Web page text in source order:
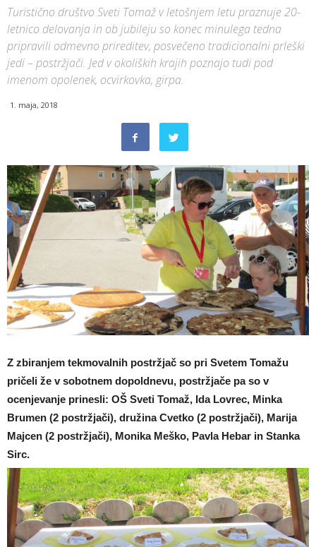
Turistično društvo Sveti Tomaž v letošnjem letu praznuje 20-
letnico delovanja in ob jubileju so konec minulega tedna
pripravili odmevno prireditev, posvečeno tradicionalni prleški
jedi – postržjači. Jed v okoliških krajih poznajo tudi pod
imenom opolenek, ocvirkovka, girpa.
1. maja, 2018
Z zbiranjem tekmovalnih postržjač so pri Svetem Tomažu
pričeli že v sobotnem dopoldnevu, postržjače pa so v
ocenjevanje prinesli: OŠ Sveti Tomaž, Ida Lovrec, Minka
Brumen (2 postržjači), družina Cvetko (2 postržjači), Marija
Majcen (2 postržjači), Monika Meško, Pavla Hebar in Stanka
Sirc.